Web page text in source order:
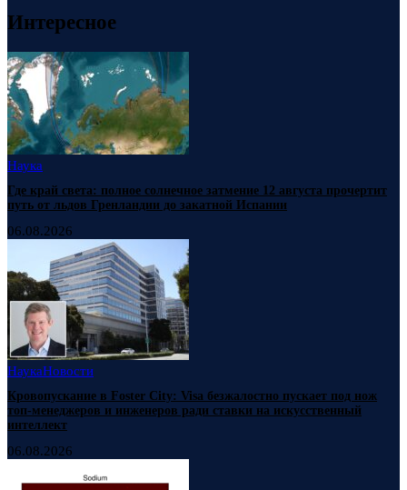
Интересное
Наука
Где край света: полное солнечное затмение 12 августа прочертит
путь от льдов Гренландии до закатной Испании
06.08.2026
НаукаНовости
Кровопускание в Foster City: Visa безжалостно пускает под нож
топ-менеджеров и инженеров ради ставки на искусственный
интеллект
06.08.2026